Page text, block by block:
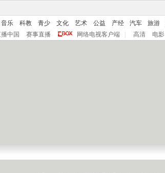
音乐 科教 青少 文化 艺术 公益 产经 汽车 旅游
中国
赛事直播 网络电视客户端 高清 电影